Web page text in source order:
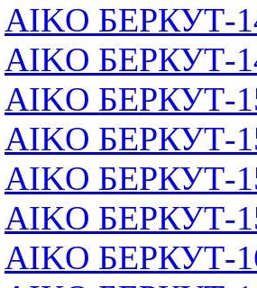
AIKO БЕРКУТ-
AIKO БЕРКУТ-
AIKO БЕРКУТ-
AIKO БЕРКУТ-
AIKO БЕРКУТ-
AIKO БЕРКУТ-
AIKO БЕРКУТ-